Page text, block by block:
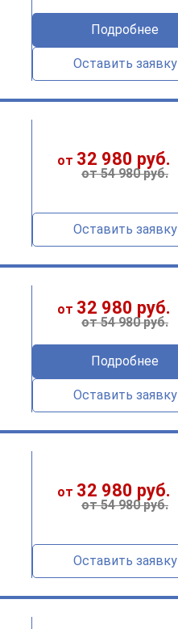
Подробнее
Оставить заявку
от 32 980 руб.
от 54 980 руб.
Оставить заявку
от 32 980 руб.
от 54 980 руб.
Подробнее
Оставить заявку
от 32 980 руб.
от 54 980 руб.
Оставить заявку